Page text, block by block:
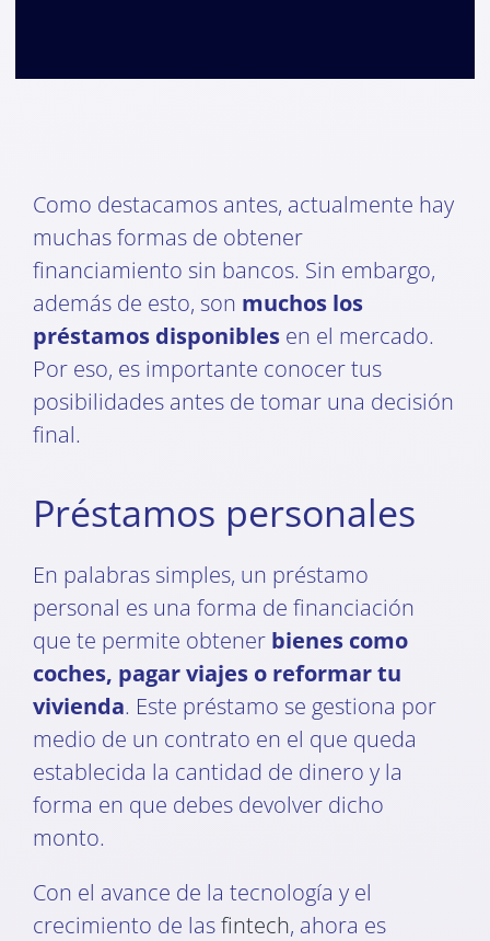
Como destacamos antes, actualmente hay
muchas formas de obtener
financiamiento sin bancos. Sin embargo,
además de esto, son muchos los
préstamos disponiblesen el mercado.
Por eso, es importante conocer tus
posibilidades antes de tomar una decisión
final.
Préstamos personales
En palabras simples, un préstamo
personal es una forma de financiación
que te permite obtener bienes como
coches, pagar viajes o reformar tu
vivienda. Este préstamo se gestiona por
medio de un contrato en el que queda
establecida la cantidad de dinero y la
forma en que debes devolver dicho
monto.
Con el avance de la tecnología y el
crecimiento de lasfintech, ahora es